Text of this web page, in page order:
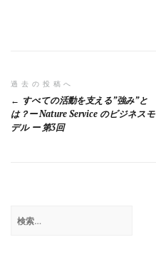
投
稿
ナ
ー
シ
過去の投稿へ
すべての活動を支える”強み”と
は？ー Nature Service のビジネスモ
デル ー 第3回
索: